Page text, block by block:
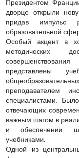
Президентом
дворце открыли
придав импульс
образовательной
Особый акцент в
методических
представлены
преподавателем
специалистами.
отвечающих
важным шагом в
и обеспечении
учебниками.
Одной из